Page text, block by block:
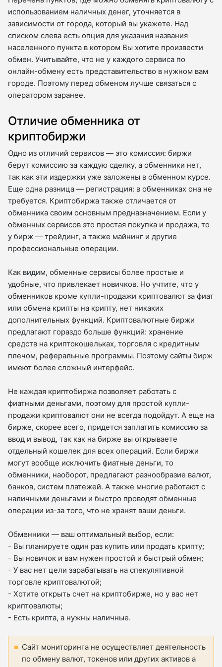
использованием наличных денег, уточняется в
зависимости от города, который вы укажете. Над
списком слева есть опция для указания названия
населенного пункта в котором Вы хотите произвести
обмен. Учитывайте, что не у каждого сервиса по
онлайн-обмену есть представительство в нужном вам
городе. Поэтому перед обменом лучше связаться с
оператором заранее.
Отличие обменника от
криптобиржи
Одно из отличий сервисов — это комиссия: биржи
берут комиссию за каждую сделку, а обменники нет,
так как эти издержки уже заложены в обменном курсе.
Еще одна разница — регистрация: в обменниках она не
требуется. Криптобиржа также отличается от
обменника своим основным предназначением. Если у
обменных сервисов это простая покупка и продажа, то
у бирж — трейдинг, а также майнинг и другие
профессиональные операции.
Как видим, обменные сервисы более простые и
удобные, что привлекает новичков. Но учтите, что у
обменников кроме купли-продажи криптовалют за фиат
или обмена крипты на крипту, нет никаких
дополнительных функций. Криптовалютные биржи
предлагают гораздо больше функций: хранение
средств на криптокошельках, торговля с кредитным
плечом, реферальные программы. Поэтому сайты бирж
имеют более сложный интерфейс.
Не каждая криптобиржа позволяет работать с
фиатными деньгами, поэтому для простой купли-
продажи криптовалют они не всегда подойдут. А еще на
бирже, скорее всего, придется заплатить комиссию за
ввод и вывод, так как на бирже вы открываете
отдельный кошелек для всех операций. Если биржи
могут вообще исключить фиатные деньги, то
обменники, наоборот, предлагают разнообразие валют,
банков, систем платежей. А также многие работают с
наличными деньгами и быстро проводят обменные
операции из-за того, что не хранят ваши деньги.
Обменники — ваш оптимальный выбор, если:
- Вы планируете один раз купить или продать крипту;
- Вы новичок и вам нужен простой и быстрый обмен;
- У вас нет цели зарабатывать на спекулятивной
торговле криптовалютой;
- Хотите открыть счет на криптобирже, но у вас нет
криптовалюты;
- Есть крипта, а нужны наличные.
Сайт мониторинга не осуществляет деятельность
по обмену валют, токенов или других активов а